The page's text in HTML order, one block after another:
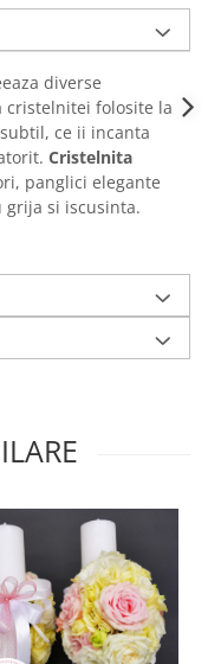
diverse
cristelnitei folosite la
ce ii incanta
Cristelnita
panglici elegante
grija si iscusinta.